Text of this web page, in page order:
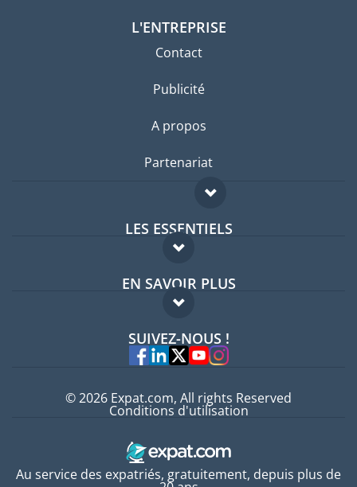
L'ENTREPRISE
Contact
Publicité
A propos
Partenariat
LES ESSENTIELS
Forum expatriés
Guides pays
EN SAVOIR PLUS
FAQ
Experts
SUIVEZ-NOUS !
Au service des expatriés, gratuitement, depuis plus de
© 2026 Expat.com, All rights Reserved
Conditions d'utilisation